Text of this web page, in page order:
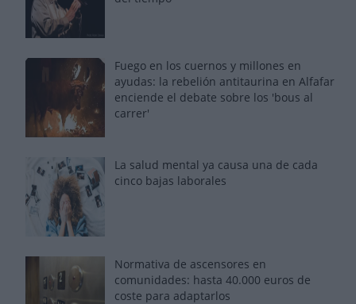
Fuego en los cuernos y millones en
ayudas: la rebelión antitaurina en Alfafar
enciende el debate sobre los 'bous al
carrer'
La salud mental ya causa una de cada
cinco bajas laborales
Normativa de ascensores en
comunidades: hasta 40.000 euros de
coste para adaptarlos